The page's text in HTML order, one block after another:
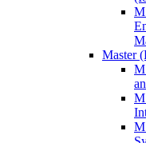
Master